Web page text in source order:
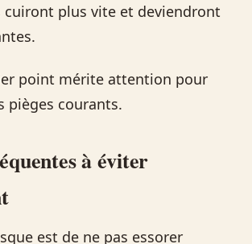
cuiront plus vite et deviendront
point mérite attention pour
pièges courants.
à éviter
est de ne pas essorer